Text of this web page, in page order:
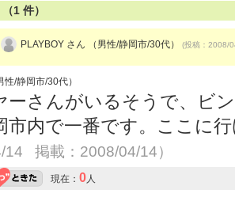
1 件）
PLAYBOY さん （男性/静岡市/30代） (投稿：2008/
/静岡市/30代）
ーさんがいるそうで、ビ
市内で一番です。ここに
14 掲載：2008/04/14）
現在： 0人